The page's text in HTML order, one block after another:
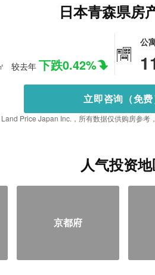
日本青森県房
较去年 下跌0.42%
公
立即咨询（免费
Price Japan Inc.，所有数据仅供购房参考
人气投资
京都府